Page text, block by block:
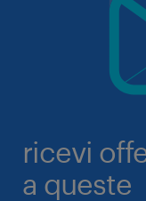
ricevi
a queste